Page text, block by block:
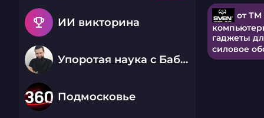
emoji_events ИИ викторина
Упоротая наука с Бабаем Лютым
Подмосковье
на кабеле
подсветки
дБ: 115 ± 3
микрофона,
от ТМ
гаджеты
силовое